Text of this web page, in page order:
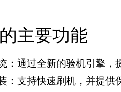
主要功能
： 通过全新的验机引擎，
： 支持快速刷机，并提供